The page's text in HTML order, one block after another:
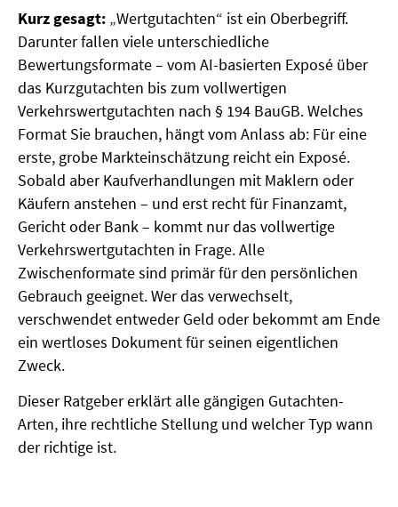
Kurz gesagt: „Wertgutachten“ ist ein Oberbegriff.
Darunter fallen viele unterschiedliche
Bewertungsformate – vom AI-basierten Exposé über
das Kurzgutachten bis zum vollwertigen
Verkehrswertgutachten nach § 194 BauGB. Welches
Format Sie brauchen, hängt vom Anlass ab: Für eine
erste, grobe Markteinschätzung reicht ein Exposé.
Sobald aber Kaufverhandlungen mit Maklern oder
Käufern anstehen – und erst recht für Finanzamt,
Gericht oder Bank – kommt nur das vollwertige
Verkehrswertgutachten in Frage. Alle
Zwischenformate sind primär für den persönlichen
Gebrauch geeignet. Wer das verwechselt,
verschwendet entweder Geld oder bekommt am Ende
ein wertloses Dokument für seinen eigentlichen
Zweck.
Dieser Ratgeber erklärt alle gängigen Gutachten-
Arten, ihre rechtliche Stellung und welcher Typ wann
der richtige ist.